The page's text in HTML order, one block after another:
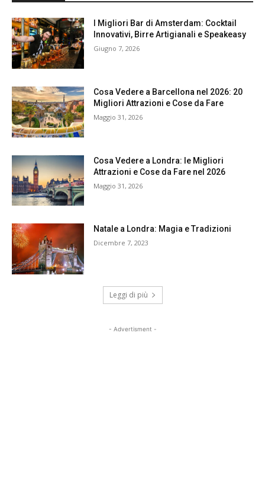
I Migliori Bar di Amsterdam: Cocktail
Innovativi, Birre Artigianali e Speakeasy
Giugno 7, 2026
Cosa Vedere a Barcellona nel 2026: 20
Migliori Attrazioni e Cose da Fare
Maggio 31, 2026
Cosa Vedere a Londra: le Migliori
Attrazioni e Cose da Fare nel 2026
Maggio 31, 2026
Natale a Londra: Magia e Tradizioni
Dicembre 7, 2023
Leggi di più
- Advertisment -